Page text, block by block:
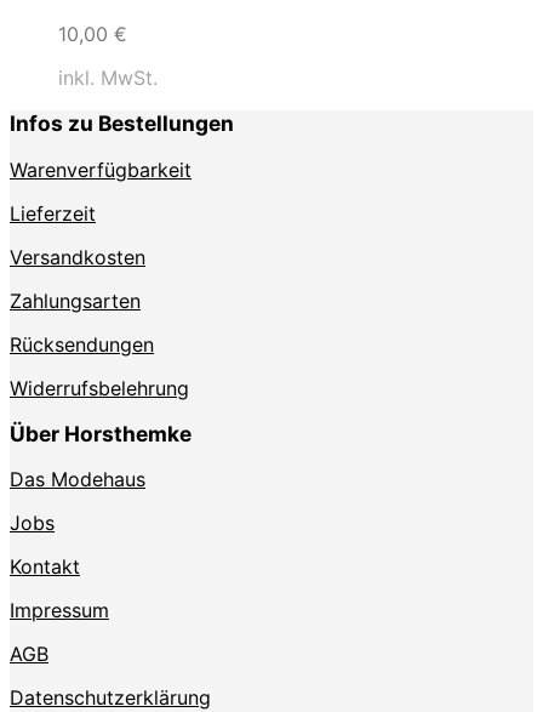
10,00 €
inkl. MwSt.
Infos zu Bestellungen
Warenverfügbarkeit
Lieferzeit
Versandkosten
Zahlungsarten
Rücksendungen
Widerrufsbelehrung
Über Horsthemke
Das Modehaus
Jobs
Kontakt
Impressum
AGB
Datenschutzerklärung